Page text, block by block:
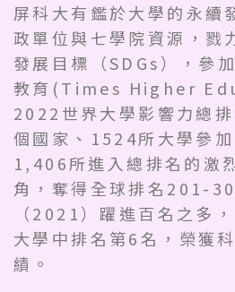
屏科大有鑑於大學的永續
政單位與七學院資源，戮
發展目標（SDGs），參
教育(Times Higher
2022世界大學影響力總
個國家、1524所大學參
1,406所進入總排名的激
角，奪得全球排名201-
（2021）躍進百名之多
大學中排名第6名，榮獲
績。